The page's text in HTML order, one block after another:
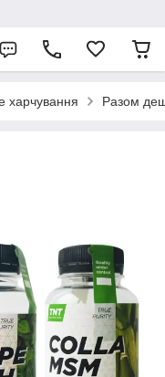
харчування Разом